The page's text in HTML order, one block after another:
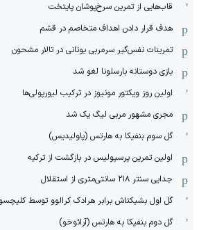
قاب‌هایی از تمرین سرخ‌پوشان پایتخت
هدف قرار دادن اهداف متخاصم در قشم
‏تمرینات نفس‌گیر سرمربی یونانی در تالار مشحون
بازی دوستانه بارسلونا لغو شد
اولین روز ویکتور مونیوز در ترکیب لیورپولی‌ها
مجری مشهور مربی لیگ یک شد
گل سوم بنفیکا به هارتس (پاولیدیس)
اولین تمرین پرسپولیس در بازگشت از ترکیه
جدایی سنتر ۲۱۸ سانتی‌متری از استقلال
گل اول بشیکتاش برابر هرادک کرالوو توسط
گل دوم بنفیکا به هارتس (آرائوخو)